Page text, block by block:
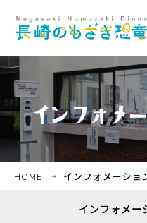
ホーム
お知らせ・イベ
パークを楽しむ
HOME インフォメーショ
インフォメー